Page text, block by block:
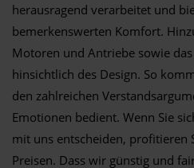
herausragend verarbeitet und
bemerkenswerten Komfort.
Motoren und Antriebe sowie das
hinsichtlich des Design. So
den zahlreichen
Emotionen bedient. Wenn Sie
mit uns entscheiden, profitieren
Preisen. Dass wir günstig und